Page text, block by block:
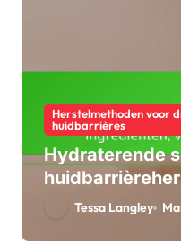
Herstelmethoden voor
huidbarrières
Hydraterende
voordelen,
Tessa Langley